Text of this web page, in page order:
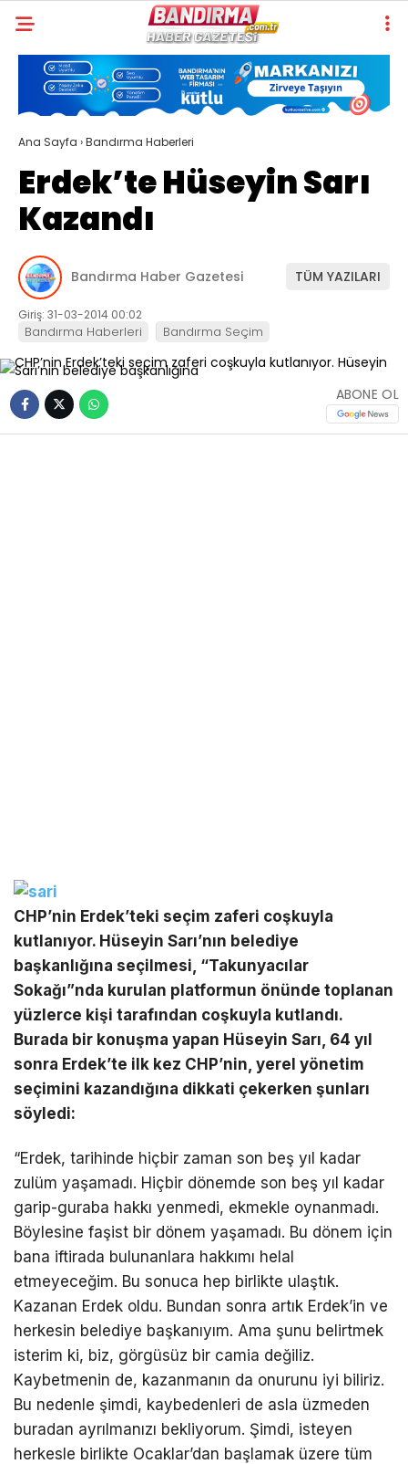
Ana Sayfa ›Bandırma Haberleri
Erdek’te Hüseyin Sarı
Kazandı
Bandırma Haber Gazetesi TÜM YAZILARI
Giriş: 31-03-2014 00:02
Bandırma Haberleri Bandırma Seçim
ABONE OL
CHP’nin Erdek’teki seçim zaferi coşkuyla
kutlanıyor. Hüseyin Sarı’nın belediye
başkanlığına seçilmesi, “Takunyacılar
Sokağı”nda kurulan platformun önünde toplanan
yüzlerce kişi tarafından coşkuyla kutlandı.
Burada bir konuşma yapan Hüseyin Sarı, 64 yıl
sonra Erdek’te ilk kez CHP’nin, yerel yönetim
seçimini kazandığına dikkati çekerken şunları
söyledi:
“Erdek, tarihinde hiçbir zaman son beş yıl kadar
zulüm yaşamadı. Hiçbir dönemde son beş yıl kadar
garip-guraba hakkı yenmedi, ekmekle oynanmadı.
Böylesine faşist bir dönem yaşamadı. Bu dönem için
bana iftirada bulunanlara hakkımı helal
etmeyeceğim. Bu sonuca hep birlikte ulaştık.
Kazanan Erdek oldu. Bundan sonra artık Erdek’in ve
herkesin belediye başkanıyım. Ama şunu belirtmek
isterim ki, biz, görgüsüz bir camia değiliz.
Kaybetmenin de, kazanmanın da onurunu iyi biliriz.
Bu nedenle şimdi, kaybedenleri de asla üzmeden
buradan ayrılmanızı bekliyorum. Şimdi, isteyen
herkesle birlikte Ocaklar’dan başlamak üzere tüm